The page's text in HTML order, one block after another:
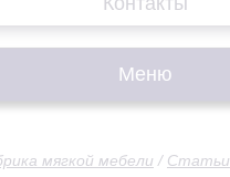
Меню
мягкой мебели / Статьи